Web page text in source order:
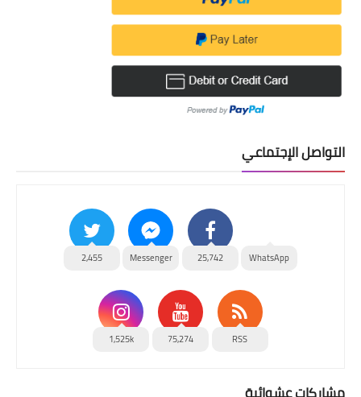
قصص مطبخ مصورة
كُتب وصفات مجاني
الطهاة العرب
نصائح وفوائد
نصيحة اليوم
التواصل الإجتماعي
WhatsApp
25,742
Messenger
2,455
RSS
75,274
1,525k